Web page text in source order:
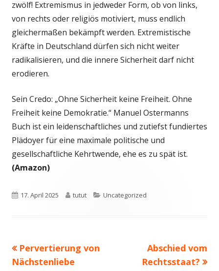
zwölf! Extremismus in jedweder Form, ob von links,
von rechts oder religiös motiviert, muss endlich
gleichermaßen bekämpft werden. Extremistische
Kräfte in Deutschland dürfen sich nicht weiter
radikalisieren, und die innere Sicherheit darf nicht
erodieren.
Sein Credo: „Ohne Sicherheit keine Freiheit. Ohne
Freiheit keine Demokratie.“ Manuel Ostermanns
Buch ist ein leidenschaftliches und zutiefst fundiertes
Plädoyer für eine maximale politische und
gesellschaftliche Kehrtwende, ehe es zu spät ist.
(Amazon)
Veröffentlicht
17. April 2025 Autor
tutut Kategorien
Uncategorized
Beitragsnavigation
Vorheriger
Beitrag:
Pervertierung von
Nächstenliebe
Nächster
Beitrag
Abschied vom
Rechtsstaat?